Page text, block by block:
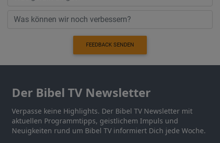
FEEDBACK SENDEN
Der Bibel TV Newsletter
Verpasse keine Highlights. Der Bibel TV Newsletter mit
aktuellen Programmtipps, geistlichem Impuls und
Neuigkeiten rund um Bibel TV informiert Dich jede Woche.